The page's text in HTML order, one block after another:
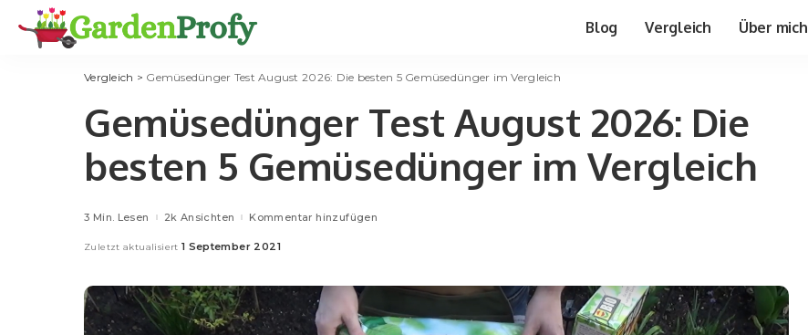
Blog Vergleich Über mich
Vergleich > Gemüsedünger Test August 2026: Die besten 5 Gemüsedünger im Vergleich
Gemüsedünger Test August 2026: Die
besten 5 Gemüsedünger im Vergleich
3 Min. Lesen 2k Ansichten Kommentar hinzufügen
Zuletzt aktualisiert 1 September 2021